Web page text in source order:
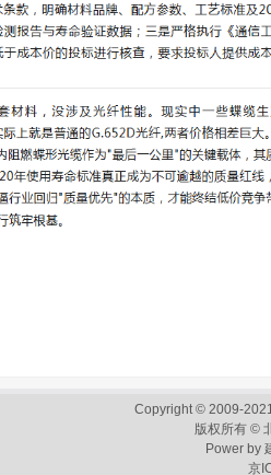
Copyright © 2009-
版权所有 ©
Power by
京